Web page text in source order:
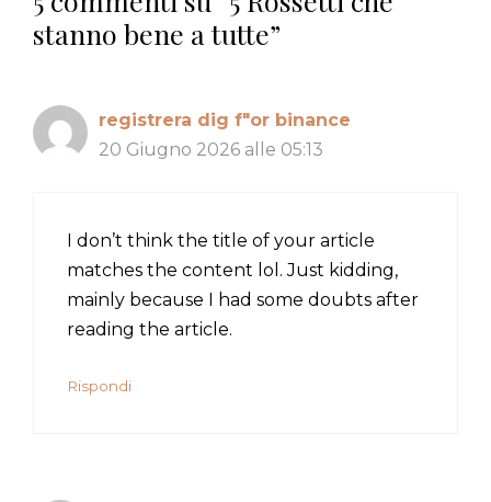
stanno bene a tutte”
registrera dig f"or binance
20 Giugno 2026 alle 05:13
I don’t think the title of your article
matches the content lol. Just kidding,
mainly because I had some doubts after
reading the article.
Rispondi